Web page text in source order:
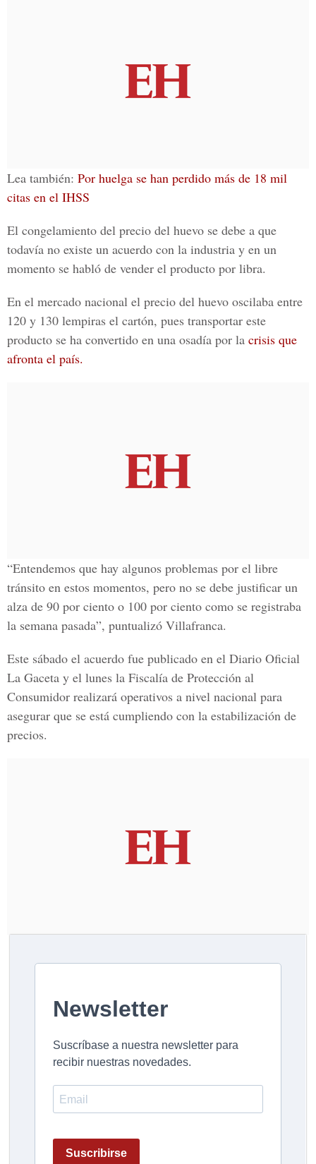
Lea también: Por huelga se han perdido más de 18 mil
citas en el IHSS
El congelamiento del precio del huevo se debe a que
todavía no existe un acuerdo con la industria y en un
momento se habló de vender el producto por libra.
En el mercado nacional el precio del huevo oscilaba entre
120 y 130 lempiras el cartón, pues transportar este
producto se ha convertido en una osadía por la crisis que
afronta el país.
“Entendemos que hay algunos problemas por el libre
tránsito en estos momentos, pero no se debe justificar un
alza de 90 por ciento o 100 por ciento como se registraba
la semana pasada”, puntualizó Villafranca.
Este sábado el acuerdo fue publicado en el Diario Oficial
La Gaceta y el lunes la Fiscalía de Protección al
Consumidor realizará operativos a nivel nacional para
asegurar que se está cumpliendo con la estabilización de
precios.